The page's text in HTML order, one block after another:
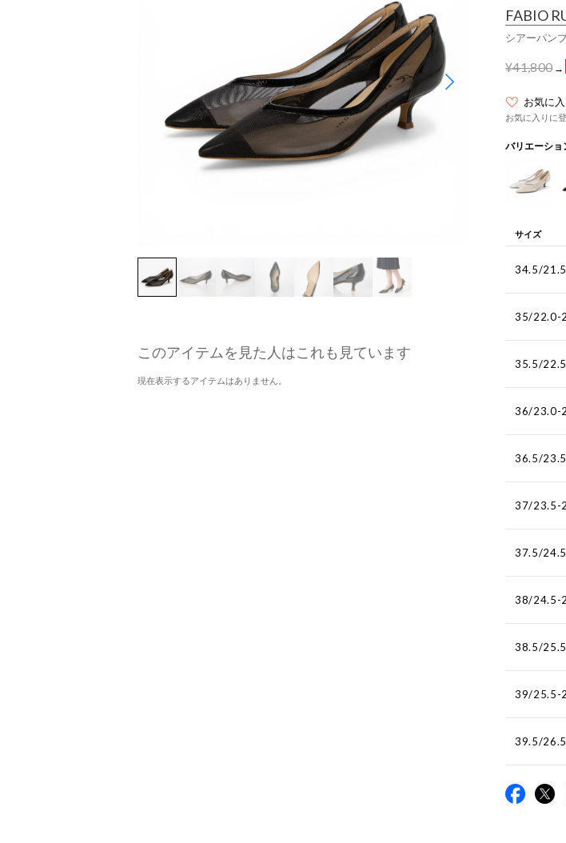
このアイテムを見た人はこれも見ています
現在表示するアイテムはありません。
FABIO
シアーパン
¥41,800→
お気に
お気に入りに
バリエーショ
サイズ
34.5/
35/22.0-
35.5/
36/23.0-
36.5/
37/23.5-
37.5/
38/24.5-
38.5/
39/25.5-
39.5/